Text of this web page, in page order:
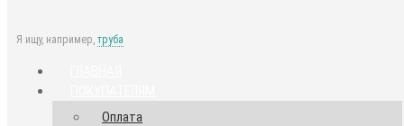
Я ищу, например, труба
Оплата